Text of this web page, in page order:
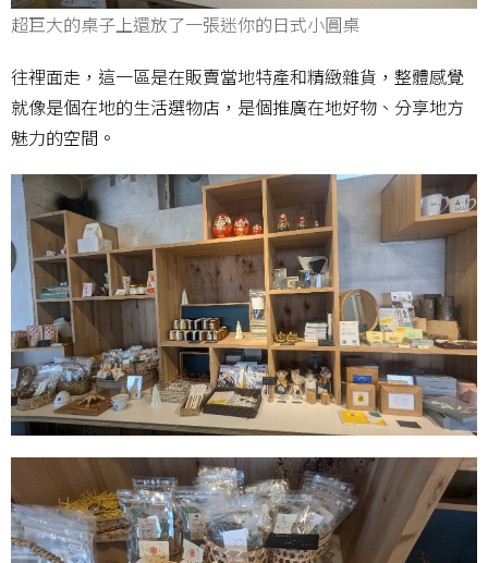
超巨大的桌子上還放了一張迷你的日式小圓桌
往裡面走，這一區是在販賣當地特產和精緻雜貨，整體感覺
就像是個在地的生活選物店，是個推廣在地好物、分享地方
魅力的空間。